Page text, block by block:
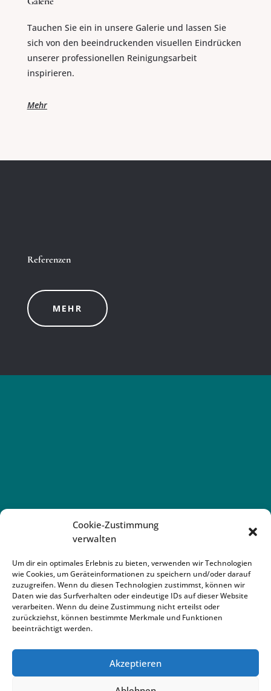
Cookie-Zustimmung
verwalten
Um dir ein optimales Erlebnis zu bieten, verwenden wir Technologien
wie Cookies, um Geräteinformationen zu speichern und/oder darauf
zuzugreifen. Wenn du diesen Technologien zustimmst, können wir
Daten wie das Surfverhalten oder eindeutige IDs auf dieser Website
verarbeiten. Wenn du deine Zustimmung nicht erteilst oder
zurückziehst, können bestimmte Merkmale und Funktionen
beeinträchtigt werden.
Akzeptieren
Tauchen Sie ein in unsere Galerie und lassen Sie
sich von den beeindruckenden visuellen Eindrücken
unserer professionellen Reinigungsarbeit
inspirieren.
Mehr
Referenzen
MEHR
Datenschutz